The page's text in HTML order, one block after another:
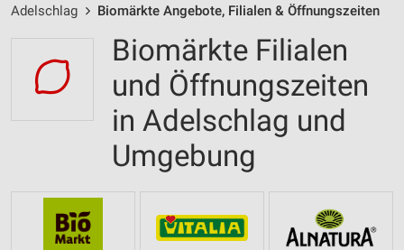
Adelschlag Biomärkte Angebote, Filialen & Öffnungszeiten
Biomärkte Filialen
und Öffnungszeiten
in Adelschlag und
Umgebung